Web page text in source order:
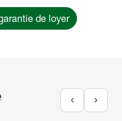
de loyer